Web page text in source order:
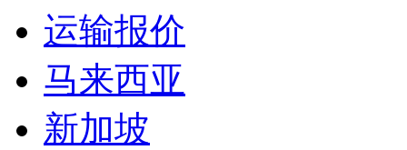
运输报价
马来西亚
新加坡